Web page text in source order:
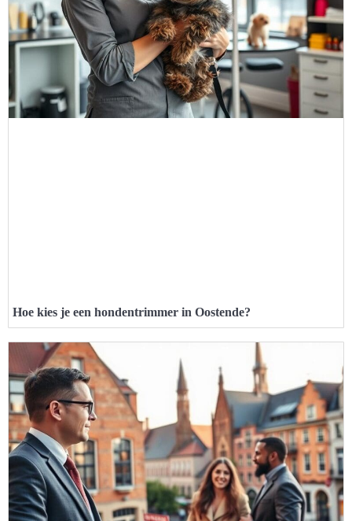
Hoe kies je een hondentrimmer in Oostende?